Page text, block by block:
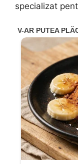
specializat